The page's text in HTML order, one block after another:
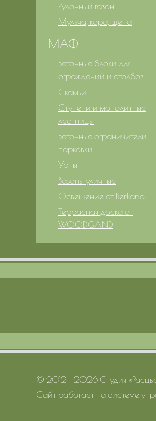
Рулонный газон
Мульча, кора, щепа
МАФ
Бетонные блоки для
ограждений и столбов
Скамьи
Ступени и монолитные
лестницы
Бетонные ограничители
парковки
Урны
Вазоны уличные
Освещение от Berkano
Террасная доска от
WOODGAND
© 2012 – 2026 Студия
Сайт работает на системе